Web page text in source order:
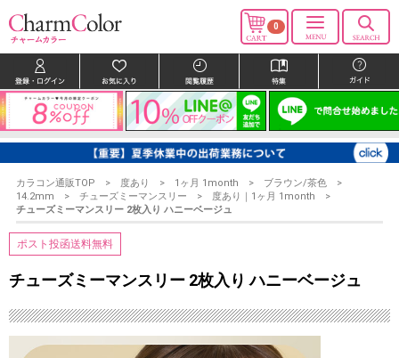
0
カラコン通販TOP 度あり 1ヶ月 1month
ブラウン/茶色
14.2mm
チューズミーマンスリー
度あり｜1ヶ月 1month
チューズミーマンスリー 2枚入り ハニーベージュ
ポスト投函送料無料
チューズミーマンスリー 2枚入り ハニーベージュ